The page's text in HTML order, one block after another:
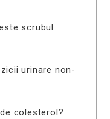
scrubul
urinare non-
colesterol?